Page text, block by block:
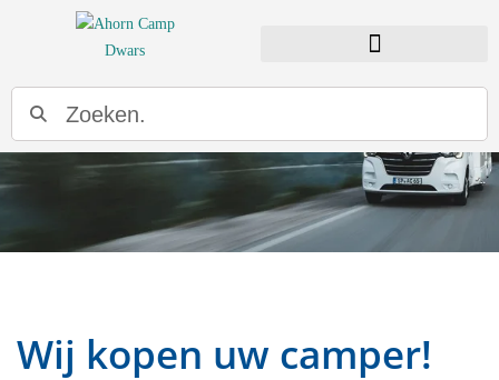
Wij kopen uw camper!